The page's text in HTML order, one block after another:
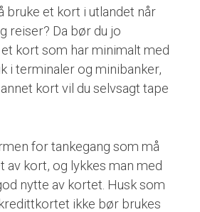
bruke et kort i utlandet når
reiser? Da bør du jo
kort som har minimalt med
i terminaler og minibanker,
kort vil du selvsagt tape
for tankegang som må
av kort, og lykkes man med
nytte av kortet. Husk som
ikke bør brukes